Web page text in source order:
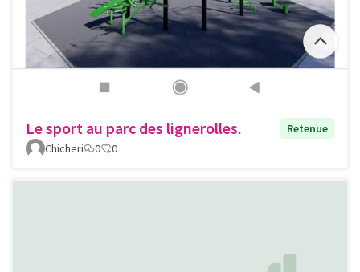
Le sport au parc des lignerolles.
Retenue
Chicheri
0 0